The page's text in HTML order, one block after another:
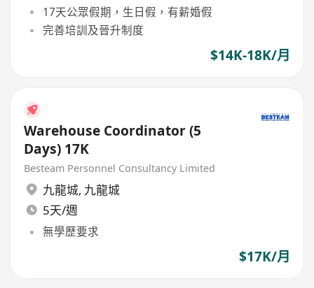
17天公眾假期，生日假，有薪婚假
完善培訓及晉升制度
$14K-18K/月
Warehouse Coordinator (5
Days) 17K
Besteam Personnel Consultancy Limited
九龍城, 九龍城
5天/週
無學歷要求
$17K/月